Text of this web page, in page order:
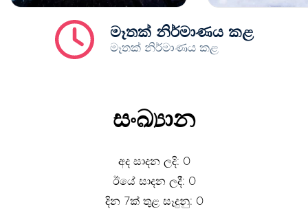
මෑතක් නිර්මාණය කළ
මෑතක් නිර්මාණය කළ
සංඛ්‍යාන
අද සාදන ලදි: 0
ඊයේ සාදන ලදී: 0
දින 7ක් තුළ සෑදුනු: 0